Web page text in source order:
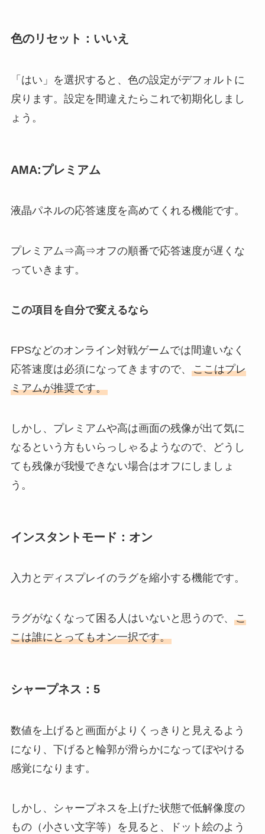
色のリセット：いいえ
「はい」を選択すると、色の設定がデフォルトに
戻ります。設定を間違えたらこれで初期化しまし
ょう。
AMA:プレミアム
液晶パネルの応答速度を高めてくれる機能です。
プレミアム⇒高⇒オフの順番で応答速度が遅くな
っていきます。
この項目を自分で変えるなら
FPSなどのオンライン対戦ゲームでは間違いなく
応答速度は必須になってきますので、 ここはプレ
ミアムが推奨です。
しかし、プレミアムや高は画面の残像が出て気に
なるという方もいらっしゃるようなので、どうし
ても残像が我慢できない場合はオフにしましょ
う。
インスタントモード：オン
入力とディスプレイのラグを縮小する機能です。
ラグがなくなって困る人はいないと思うので、 こ
こは誰にとってもオン一択です。
シャープネス：5
数値を上げると画面がよりくっきりと見えるよう
になり、下げると輪郭が滑らかになってぼやける
感覚になります。
しかし、シャープネスを上げた状態で低解像度の
もの（小さい文字等）を見ると、ドット絵のよう